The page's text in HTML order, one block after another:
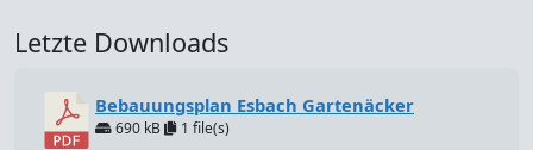
Letzte Downloads
Bebauungsplan Esbach Gartenäcker
690 kB 1 file(s)